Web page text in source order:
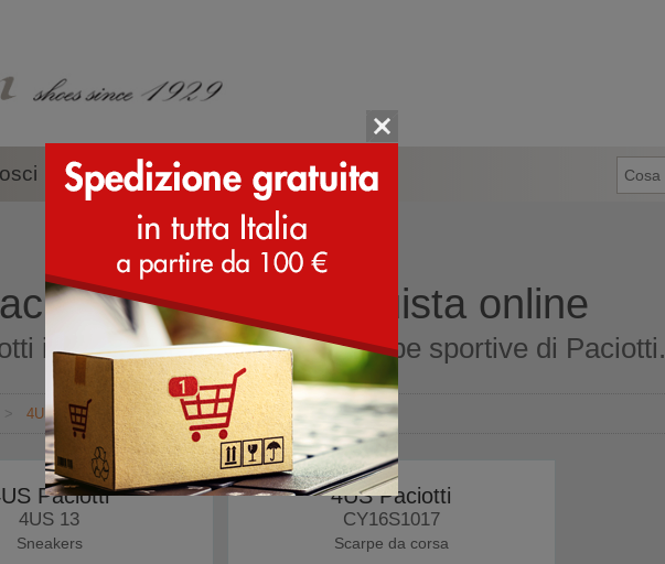
Accessori Marche
- scarpe - acquista online
il marchio della linea di scarpe sportive di Paciotti.
> 4US Paciotti
Paciotti
4US 13
Sneakers
4US Paciotti
CY16S1017
Scarpe da corsa